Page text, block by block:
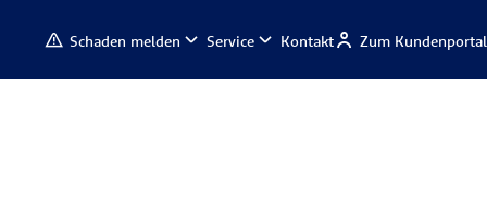
Schaden melden Service Kontakt Zum Kundenportal